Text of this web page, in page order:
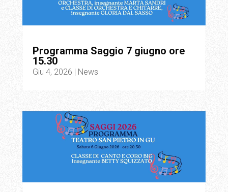
Programma Saggio 7 giugno ore
15.30
Giu 4, 2026 | News